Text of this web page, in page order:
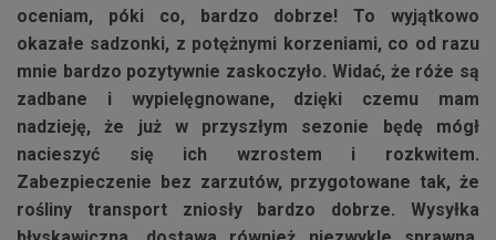
oceniam, póki co, bardzo dobrze! To wyjątkowo
okazałe sadzonki, z potężnymi korzeniami, co od razu
mnie bardzo pozytywnie zaskoczyło. Widać, że róże są
zadbane i wypielęgnowane, dzięki czemu mam
nadzieję, że już w przyszłym sezonie będę mógł
nacieszyć się ich wzrostem i rozkwitem.
Zabezpieczenie bez zarzutów, przygotowane tak, że
rośliny transport zniosły bardzo dobrze. Wysyłka